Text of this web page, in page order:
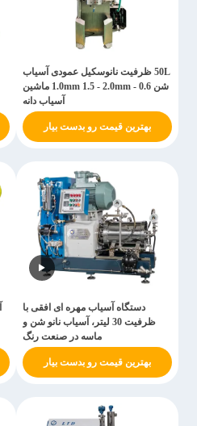
50L ظرفیت نانوسکیل عمودی آسیاب
شن 0.6 - 1.0mm 1.5 - 2.0mm ماشین
آسیاب دانه
بهترین قیمت رو بدست بیار
دستگاه آسیاب مهره ای افقی با
ظرفیت 30 لیتر، آسیاب نانو شن و
ماسه در صنعت رنگ
بهترین قیمت رو بدست بیار